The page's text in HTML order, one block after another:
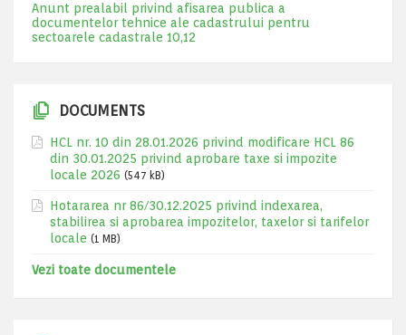
Anunt prealabil privind afisarea publica a
documentelor tehnice ale cadastrului pentru
sectoarele cadastrale 10,12
DOCUMENTS
HCL nr. 10 din 28.01.2026 privind modificare HCL 86
din 30.01.2025 privind aprobare taxe si impozite
locale 2026 (547 kB)
Hotararea nr 86/30.12.2025 privind indexarea,
stabilirea si aprobarea impozitelor, taxelor si tarifelor
locale (1 MB)
Vezi toate documentele